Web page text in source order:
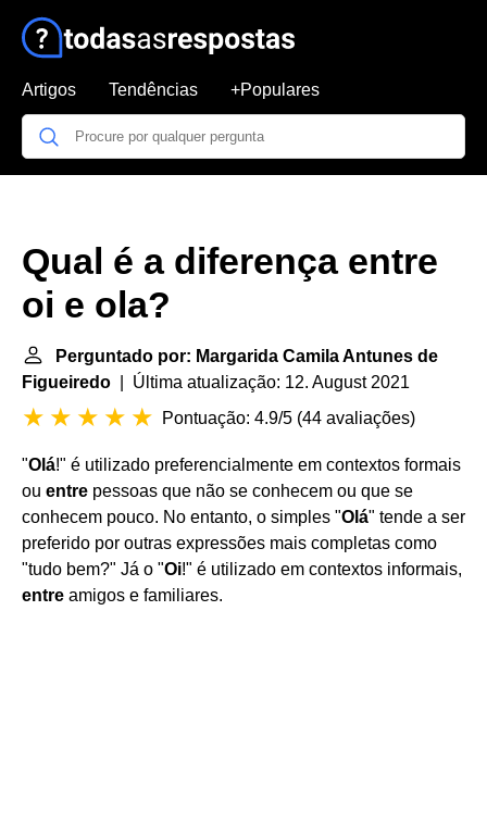
Artigos Tendências +Populares
Qual é a diferença entre
oi e ola?
Perguntado por: Margarida Camila Antunes de
Figueiredo | Última atualização: 12. August 2021
Pontuação: 4.9/5 (44 avaliações)
"Olá!" é utilizado preferencialmente em contextos formais
ou entre pessoas que não se conhecem ou que se
conhecem pouco. No entanto, o simples "Olá" tende a ser
preferido por outras expressões mais completas como
"tudo bem?" Já o "Oi!" é utilizado em contextos informais,
entre amigos e familiares.